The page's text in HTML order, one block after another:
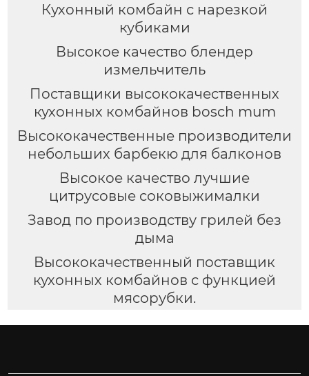
Кухонный комбайн с нарезкой
кубиками
Высокое качество блендер
измельчитель
Поставщики высококачественных
кухонных комбайнов bosch mum
Высококачественные производители
небольших барбекю для балконов
Высокое качество лучшие
цитрусовые соковыжималки
Завод по производству грилей без
дыма
Высококачественный поставщик
кухонных комбайнов с функцией
мясорубки.